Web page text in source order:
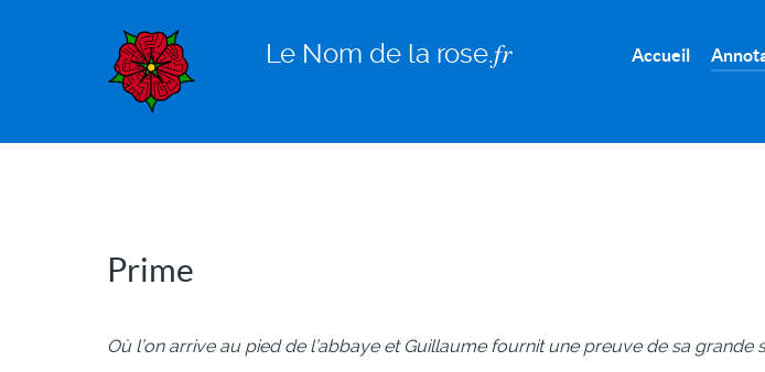
Le Nom de la rose.𝑓𝑟 Accueil
Prime
Où l’on arrive au pied de l’abbaye et Guillaume fournit une preuve de sa grande